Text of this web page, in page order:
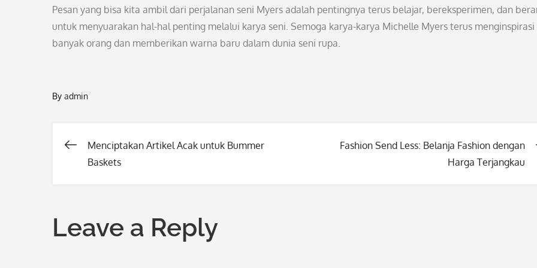
Pesan yang bisa kita ambil dari perjalanan seni Myers adalah pentingnya terus belajar, bereksperimen, dan
untuk menyuarakan hal-hal penting melalui karya seni. Semoga karya-karya Michelle Myers terus menginspirasi
banyak orang dan memberikan warna baru dalam dunia seni rupa.
By admin
Post
Menciptakan Artikel Acak untuk Bummer
Baskets
Fashion Send Less: Belanja Fashion dengan
Harga Terjangkau
Leave a Reply